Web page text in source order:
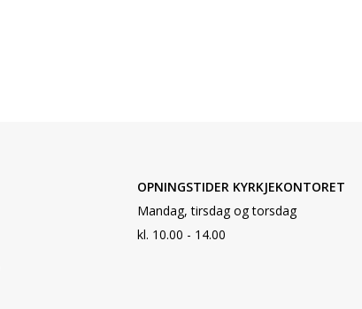
OPNINGSTIDER KYRKJEKONTORET
Mandag, tirsdag og torsdag
kl. 10.00 - 14.00